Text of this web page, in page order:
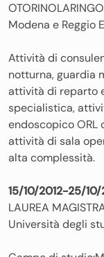
Modena e Reggio
Attività di
notturna, guardia
attività di reparto
specialistica,
endoscopico
attività di sala
alta complessità.
15/10/2012-25/10/
LAUREA
Università degli